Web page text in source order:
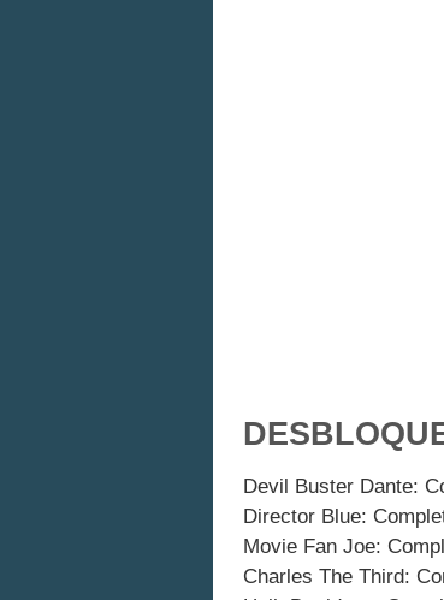
Devil Buster Dante:
Director Blue:
Movie Fan Joe:
Charles The Third: